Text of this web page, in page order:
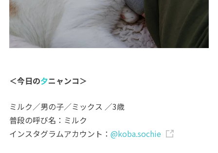
＜今日の夕ニャンコ＞
ミルク／男の子／ミックス ／3歳
普段の呼び名：ミルク
インスタグラムアカウント：@koba.sochie